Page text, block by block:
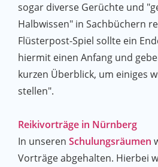
sogar diverse Gerüchte und
Halbwissen" in Sachbüchern
Flüsterpost-Spiel sollte ein
hiermit einen Anfang und
kurzen Überblick, um einiges
stellen".
Reikivorträge in Nürnberg
In unseren Schulungsräumen
Vorträge abgehalten. Hierbei